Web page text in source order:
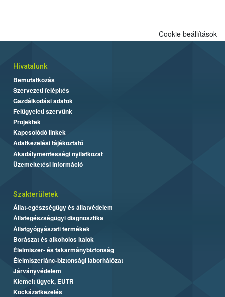
Cookie beállítások
Hivatalunk
Bemutatkozás
Szervezeti felépítés
Gazdálkodási adatok
Felügyeleti szervünk
Projektek
Kapcsolódó linkek
Adatkezelési tájékoztató
Akadálymentességi nyilatkozat
Üzemeltetési információ
Szakterületek
Állat-egészségügy és állatvédelem
Állategészségügyi diagnosztika
Állatgyógyászati termékek
Borászat és alkoholos italok
Élelmiszer- és takarmánybiztonság
Élelmiszerlánc-biztonsági laborhálózat
Járványvédelem
Kiemelt ügyek, EUTR
Kockázatkezelés